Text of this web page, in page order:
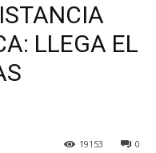
LLEGA EL
0
19153